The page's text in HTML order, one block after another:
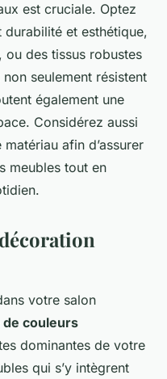
est cruciale. Optez
et esthétique,
des tissus robustes
seulement résistent
également une
Considérez aussi
afin d’assurer
meubles tout en
votre salon
de couleurs
dominantes de votre
qui s’y intègrent